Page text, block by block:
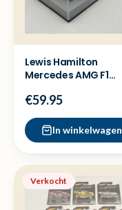
Lewis Hamilton
Mercedes AMG F1
1:43
€59.95
In winkelwagen
Verkocht